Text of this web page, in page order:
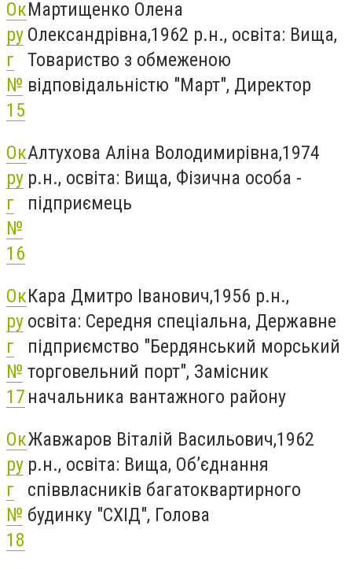
Ок
ру
г
№
15
Мартищенко Олена
Олександрівна,1962 р.н., освіта: Вища,
Товариство з обмеженою
відповідальністю "Март", Директор
Ок
ру
г
№
16
Алтухова Аліна Володимирівна,1974
р.н., освіта: Вища, Фізична особа -
підприємець
Ок
ру
г
№
17
Кара Дмитро Іванович,1956 р.н.,
освіта: Середня спеціальна, Державне
підприємство "Бердянський морський
торговельний порт", Замісник
начальника вантажного району
Ок
ру
г
№
18
Жавжаров Віталій Васильович,1962
р.н., освіта: Вища, Об’єднання
співвласників багатоквартирного
будинку "СХІД", Голова